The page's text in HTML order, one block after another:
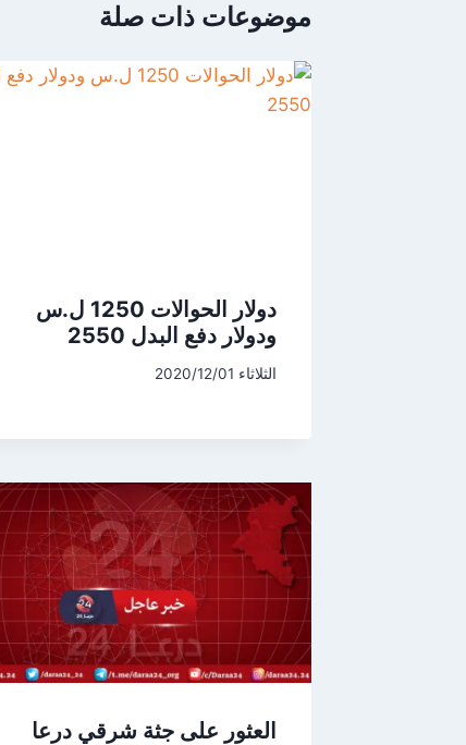
موضوعات ذات صلة
دولار الحوالات 1250 ل.س
ودولار دفع البدل 2550
الثلاثاء 2020/12/01
العثور على جثة شرقي درعا